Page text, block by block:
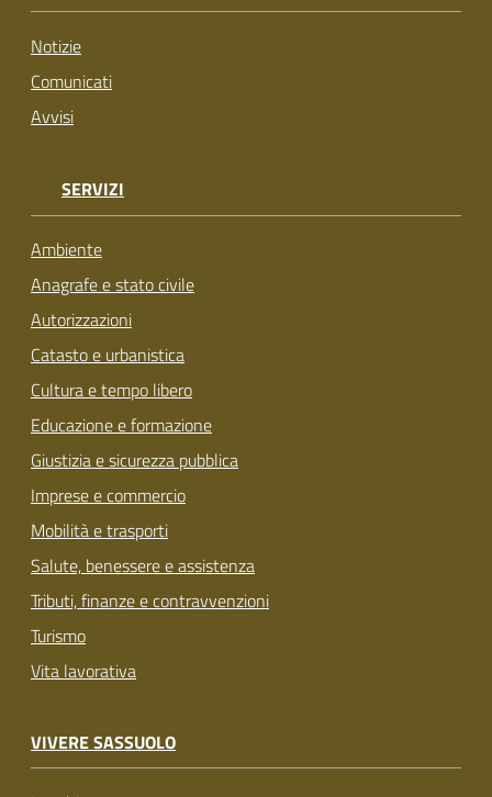
Notizie
Comunicati
Avvisi
SERVIZI
Ambiente
Anagrafe e stato civile
Autorizzazioni
Catasto e urbanistica
Cultura e tempo libero
Educazione e formazione
Giustizia e sicurezza pubblica
Imprese e commercio
Mobilità e trasporti
Salute, benessere e assistenza
Tributi, finanze e contravvenzioni
Turismo
Vita lavorativa
VIVERE SASSUOLO